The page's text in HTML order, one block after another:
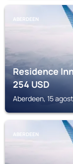
ABERDEEN
Residence
254USD
Aberdeen, 15
ABERDEEN